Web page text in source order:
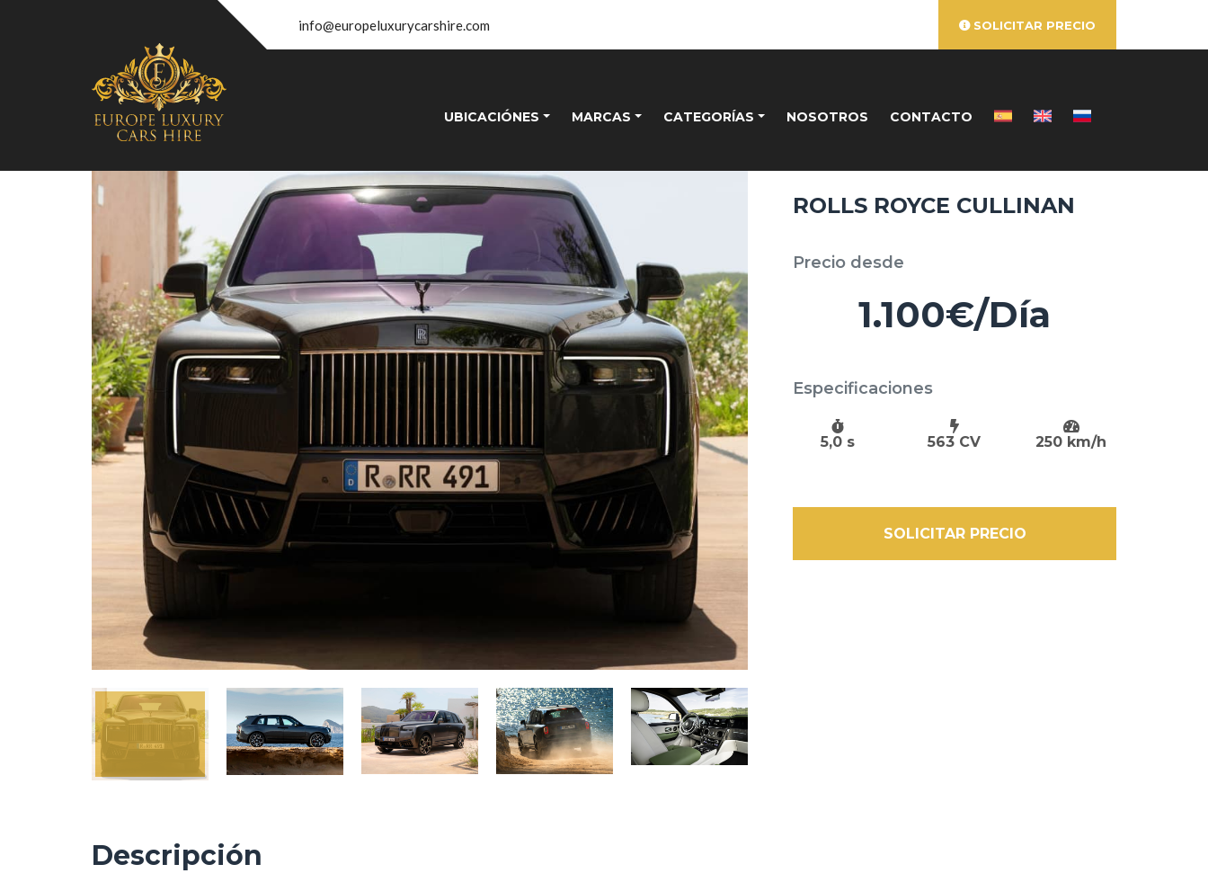
info@europeluxurycarshire.com SOLICITAR PRECIO
UBICACIÓNES MARCAS CATEGORÍAS NOSOTROS CONTACTO
ROLLS ROYCE CULLINAN
Precio desde
1.100€/Día
Especificaciones
5,0 s 563 CV 250 km/h
SOLICITAR PRECIO
Descripción